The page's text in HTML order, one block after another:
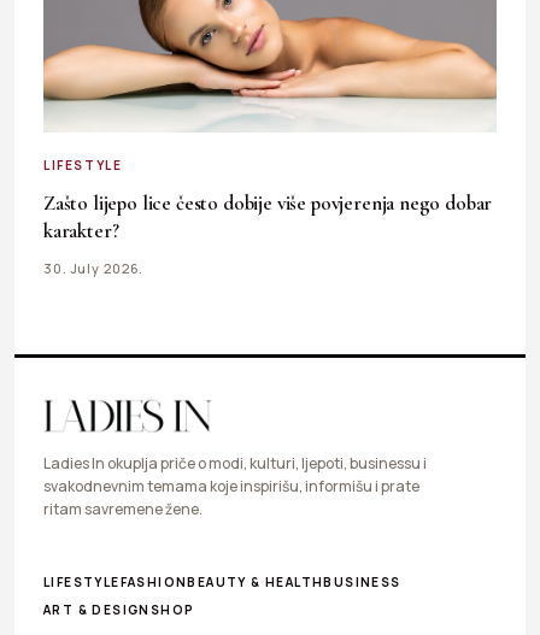
LIFESTYLE
Zašto lijepo lice često dobije više povjerenja nego dobar
karakter?
30. July 2026.
Ladies In okuplja priče o modi, kulturi, ljepoti, businessu i
svakodnevnim temama koje inspirišu, informišu i prate
ritam savremene žene.
LIFESTYLEFASHIONBEAUTY & HEALTHBUSINESS
ART & DESIGN SHOP